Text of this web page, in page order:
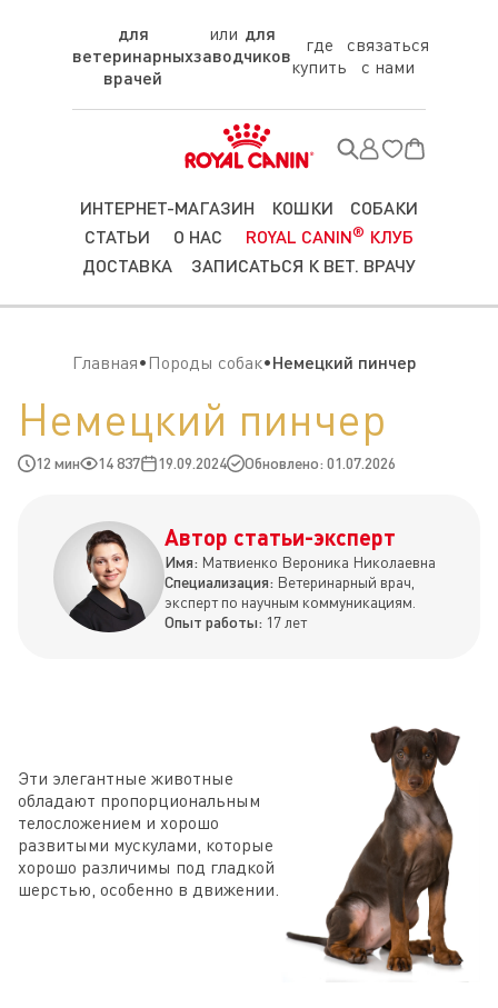
для
ветеринарных
врачей
для
заводчиков
где
купить
связаться
с нами
ИНТЕРНЕТ-МАГАЗИН КОШКИ
СОБАКИ
СТАТЬИ
О НАС ROYAL CANIN® КЛУБ
ДОСТАВКА
ЗАПИСАТЬСЯ К ВЕТ. ВРАЧУ
Главная Породы собак Немецкий пинчер
Немецкий пинчер
12 мин 14 837 19.09.2024 Обновлено: 01.07.2026
Автор статьи-эксперт
Имя: Матвиенко Вероника Николаевна
Специализация: Ветеринарный врач,
эксперт по научным коммуникациям.
Опыт работы: 17 лет
Эти элегантные животные
обладают пропорциональным
телосложением и хорошо
развитыми мускулами, которые
хорошо различимы под гладкой
шерстью, особенно в движении.